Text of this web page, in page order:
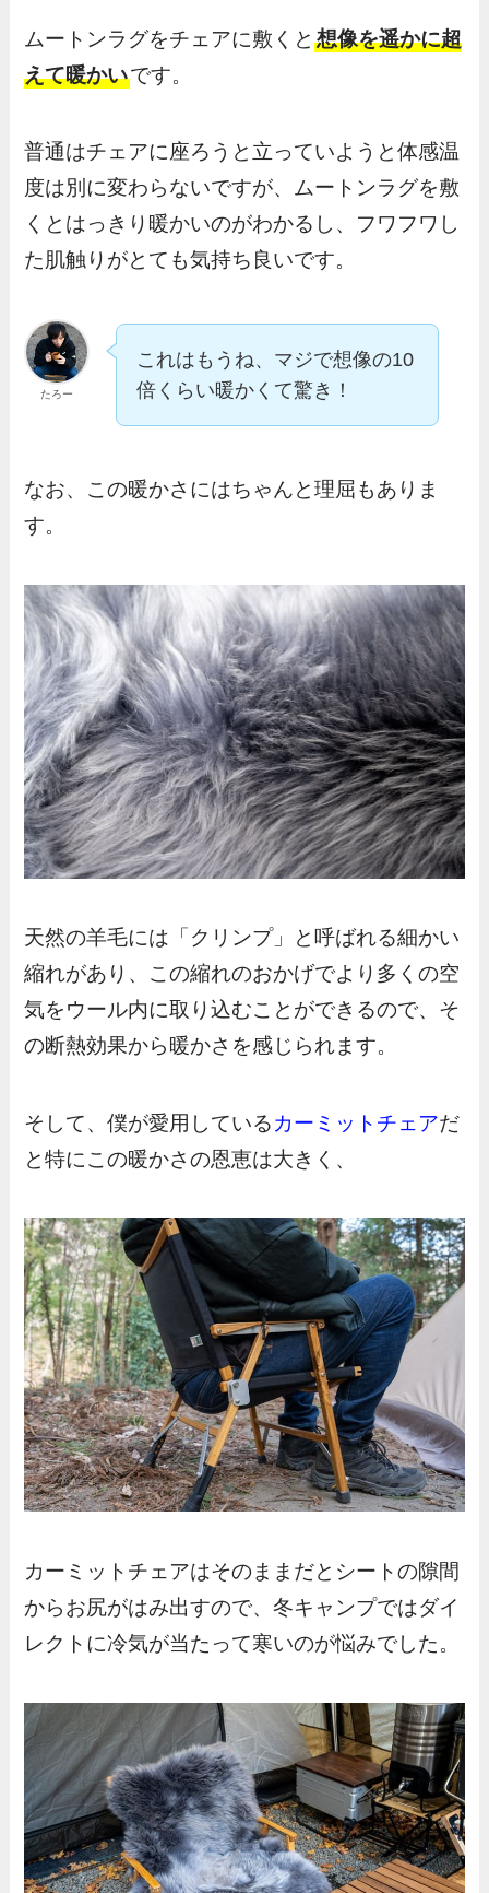
ムートンラグをチェアに敷くと想像を遥かに超
えて暖かいです。
普通はチェアに座ろうと立っていようと体感温
度は別に変わらないですが、ムートンラグを敷
くとはっきり暖かいのがわかるし、フワフワし
た肌触りがとても気持ち良いです。
たろー
これはもうね、マジで想像の10
倍くらい暖かくて驚き！
なお、この暖かさにはちゃんと理屈もありま
す。
天然の羊毛には「クリンプ」と呼ばれる細かい
縮れがあり、この縮れのおかげでより多くの空
気をウール内に取り込むことができるので、そ
の断熱効果から暖かさを感じられます。
そして、僕が愛用しているカーミットチェアだ
と特にこの暖かさの恩恵は大きく、
カーミットチェアはそのままだとシートの隙間
からお尻がはみ出すので、冬キャンプではダイ
レクトに冷気が当たって寒いのが悩みでした。